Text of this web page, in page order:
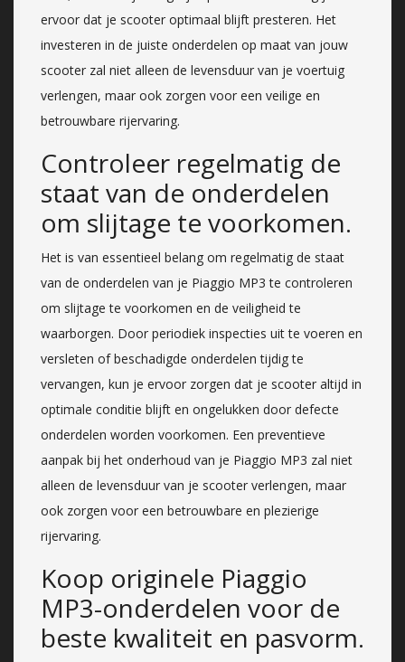
ervoor dat je scooter optimaal blijft presteren. Het
investeren in de juiste onderdelen op maat van jouw
scooter zal niet alleen de levensduur van je voertuig
verlengen, maar ook zorgen voor een veilige en
betrouwbare rijervaring.
Controleer regelmatig de
staat van de onderdelen
om slijtage te voorkomen.
Het is van essentieel belang om regelmatig de staat
van de onderdelen van je Piaggio MP3 te controleren
om slijtage te voorkomen en de veiligheid te
waarborgen. Door periodiek inspecties uit te voeren en
versleten of beschadigde onderdelen tijdig te
vervangen, kun je ervoor zorgen dat je scooter altijd in
optimale conditie blijft en ongelukken door defecte
onderdelen worden voorkomen. Een preventieve
aanpak bij het onderhoud van je Piaggio MP3 zal niet
alleen de levensduur van je scooter verlengen, maar
ook zorgen voor een betrouwbare en plezierige
rijervaring.
Koop originele Piaggio
MP3-onderdelen voor de
beste kwaliteit en pasvorm.